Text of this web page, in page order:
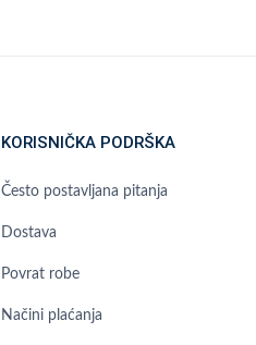
KORISNIČKA PODRŠKA
Često postavljana pitanja
Dostava
Povrat robe
Načini plaćanja